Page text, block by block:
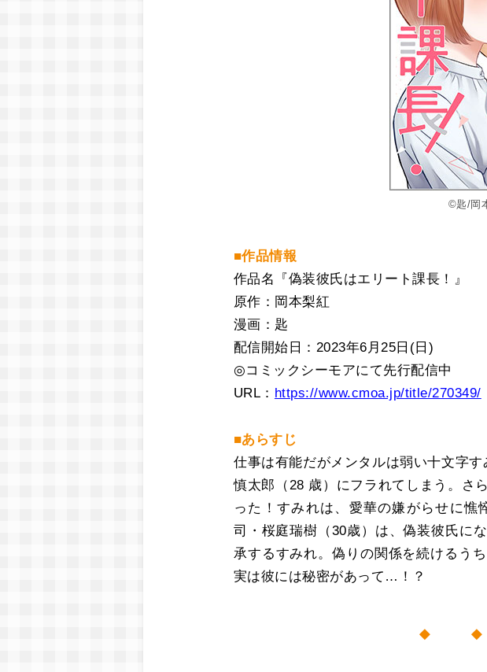
©匙/岡
■作品情報
作品名『偽装彼氏はエリート課長！』
原作：岡本梨紅
漫画：匙
配信開始日：2023年6月25日(日)
◎コミックシーモアにて先行配信中
URL： https://www.cmoa.jp/title/270349/
■あらすじ
仕事は有能だがメンタルは弱い十文字
慎太郎（28 歳）にフラれてしまう。さ
った！すみれは、愛華の嫌がらせに憔
司・桜庭瑞樹（30歳）は、偽装彼氏に
承するすみれ。偽りの関係を続けるう
実は彼には秘密があって…！？
◆